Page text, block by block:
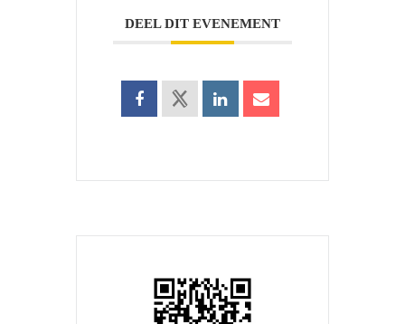
DEEL DIT EVENEMENT